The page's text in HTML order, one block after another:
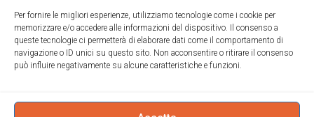
Per fornire le migliori esperienze, utilizziamo tecnologie come i cookie per
memorizzare e/o accedere alle informazioni del dispositivo. Il consenso a
queste tecnologie ci permetterà di elaborare dati come il comportamento di
navigazione o ID unici su questo sito. Non acconsentire o ritirare il consenso
può influire negativamente su alcune caratteristiche e funzioni.
Parrocchia san Vincenzo de' Paoli-Diocesi
di Trieste
via Vittorino da Feltre, 11 (chiesa)
Trieste